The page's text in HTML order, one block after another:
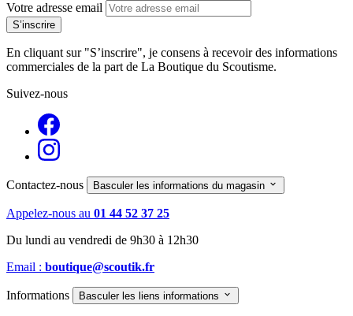
Votre adresse email
En cliquant sur "S’inscrire", je consens à recevoir des informations
commerciales de la part de La Boutique du Scoutisme.
Suivez-nous
Contactez-nous Basculer les informations du magasin 
Appelez-nous au 01 44 52 37 25
Du lundi au vendredi de 9h30 à 12h30
Email : boutique@scoutik.fr
Informations Basculer les liens informations 